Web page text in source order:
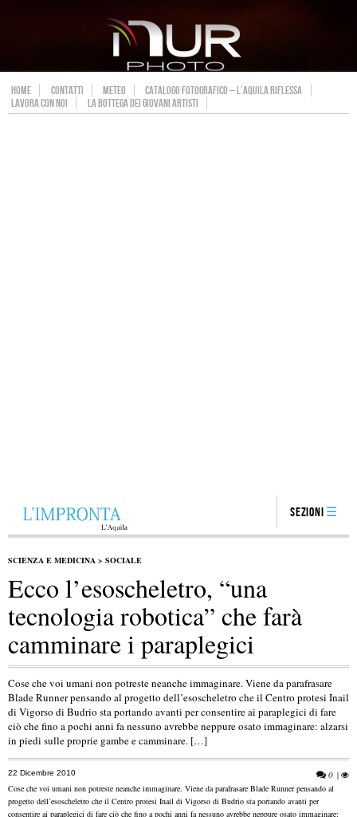
HOME CONTATTI METEO
CATALOGO FOTOGRAFICO – L’AQUILA RIFLESSA
LAVORA CON NOI
LA BOTTEGA DEI GIOVANI ARTISTI
Sezioni
SCIENZA E MEDICINA > SOCIALE
Ecco l’esoscheletro, “una
tecnologia robotica” che farà
camminare i paraplegici
Cose che voi umani non potreste neanche immaginare. Viene da parafrasare
Blade Runner pensando al progetto dell’esoscheletro che il Centro protesi Inail
di Vigorso di Budrio sta portando avanti per consentire ai paraplegici di fare
ciò che fino a pochi anni fa nessuno avrebbe neppure osato immaginare: alzarsi
in piedi sulle proprie gambe e camminare. […]
22 Dicembre 2010 0 |
Cose che voi umani non potreste neanche immaginare. Viene da parafrasare Blade Runner pensando al
progetto dell’esoscheletro che il Centro protesi Inail di Vigorso di Budrio sta portando avanti per
consentire ai paraplegici di fare ciò che fino a pochi anni fa nessuno avrebbe neppure osato immaginare: